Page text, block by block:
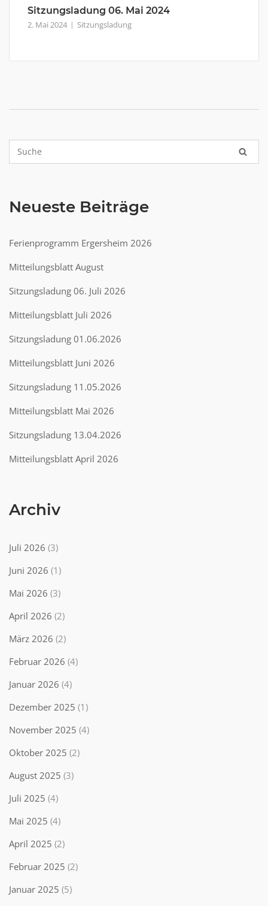
Sitzungsladung 06. Mai 2024
2. Mai 2024 Sitzungsladung
Neueste Beiträge
Ferienprogramm Ergersheim 2026
Mitteilungsblatt August
Sitzungsladung 06. Juli 2026
Mitteilungsblatt Juli 2026
Sitzungsladung 01.06.2026
Mitteilungsblatt Juni 2026
Sitzungsladung 11.05.2026
Mitteilungsblatt Mai 2026
Sitzungsladung 13.04.2026
Mitteilungsblatt April 2026
Archiv
Juli 2026 (3)
Juni 2026 (1)
Mai 2026 (3)
April 2026 (2)
März 2026 (2)
Februar 2026 (4)
Januar 2026 (4)
Dezember 2025 (1)
November 2025 (4)
Oktober 2025 (2)
August 2025 (3)
Juli 2025 (4)
Mai 2025 (4)
April 2025 (2)
Februar 2025 (2)
Januar 2025 (5)